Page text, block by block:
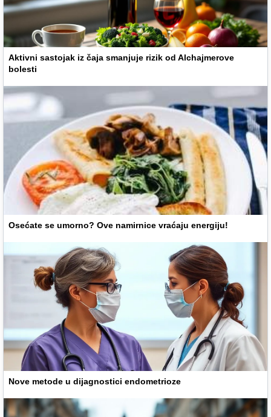
Aktivni sastojak iz čaja smanjuje rizik od Alchajmerove
bolesti
Osećate se umorno? Ove namirnice vraćaju energiju!
Nove metode u dijagnostici endometrioze